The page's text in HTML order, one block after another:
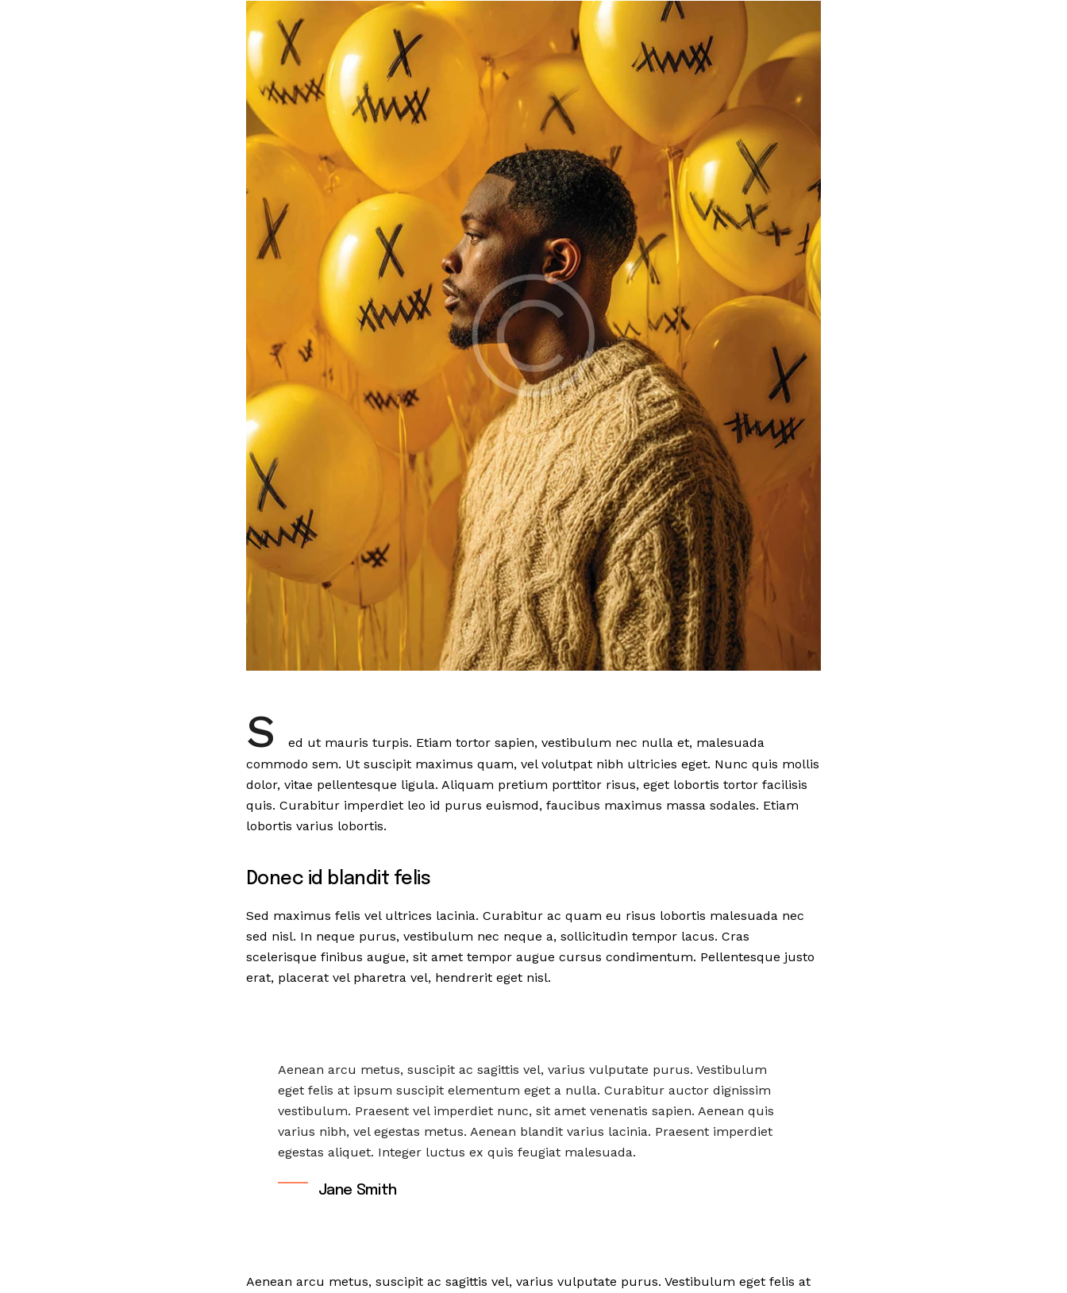
S
ed ut mauris turpis. Etiam tortor sapien, vestibulum nec nulla et, malesuada
commodo sem. Ut suscipit maximus quam, vel volutpat nibh ultricies eget. Nunc quis mollis
dolor, vitae pellentesque ligula. Aliquam pretium porttitor risus, eget lobortis tortor facilisis
quis. Curabitur imperdiet leo id purus euismod, faucibus maximus massa sodales. Etiam
lobortis varius lobortis.
Donec id blandit felis
Sed maximus felis vel ultrices lacinia. Curabitur ac quam eu risus lobortis malesuada nec
sed nisl. In neque purus, vestibulum nec neque a, sollicitudin tempor lacus. Cras
scelerisque finibus augue, sit amet tempor augue cursus condimentum. Pellentesque justo
erat, placerat vel pharetra vel, hendrerit eget nisl.
Aenean arcu metus, suscipit ac sagittis vel, varius vulputate purus. Vestibulum
eget felis at ipsum suscipit elementum eget a nulla. Curabitur auctor dignissim
vestibulum. Praesent vel imperdiet nunc, sit amet venenatis sapien. Aenean quis
varius nibh, vel egestas metus. Aenean blandit varius lacinia. Praesent imperdiet
egestas aliquet. Integer luctus ex quis feugiat malesuada.
Jane Smith
Aenean arcu metus, suscipit ac sagittis vel, varius vulputate purus. Vestibulum eget felis at